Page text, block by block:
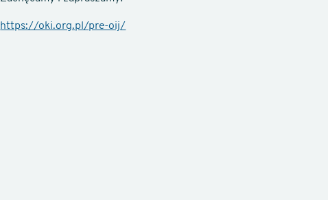
https://oki.org.pl/pre-oij/